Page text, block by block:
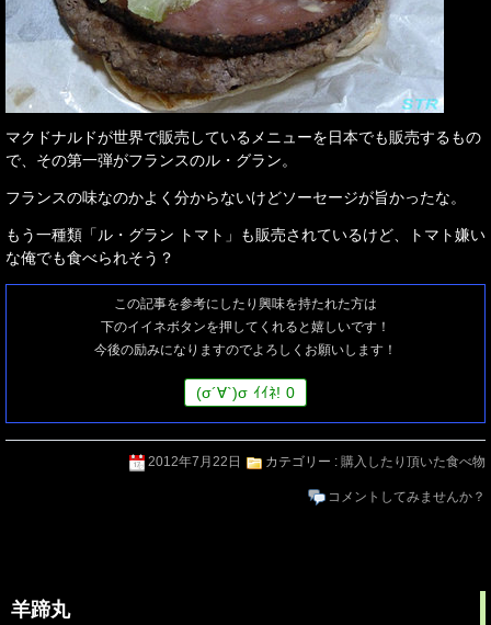
マクドナルドが世界で販売しているメニューを日本でも販売するもの
で、その第一弾がフランスのル・グラン。
フランスの味なのかよく分からないけどソーセージが旨かったな。
もう一種類「ル・グラン トマト」も販売されているけど、トマト嫌い
な俺でも食べられそう？
この記事を参考にしたり興味を持たれた方は
下のイイネボタンを押してくれると嬉しいです！
今後の励みになりますのでよろしくお願いします！
(σ´∀`)σ ｲｲﾈ! 0
2012年7月22日 カテゴリー : 購入したり頂いた食べ物
コメントしてみませんか？
羊蹄丸